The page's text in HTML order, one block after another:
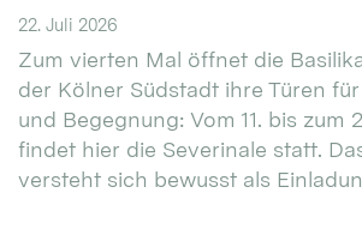
22. Juli 2026
Zum vierten Mal öffnet die
der Kölner Südstadt ihre Türen
und Begegnung: Vom 11. bis zum
findet hier die Severinale statt.
versteht sich bewusst als